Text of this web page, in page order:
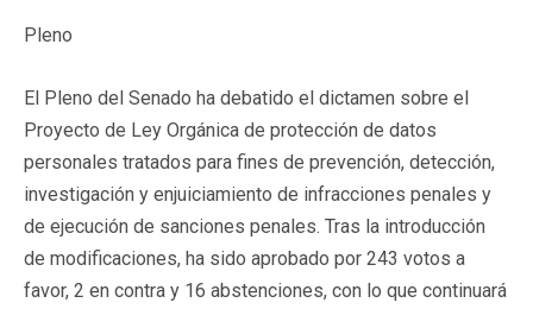
Pleno
El Pleno del Senado ha debatido el dictamen sobre el
Proyecto de Ley Orgánica de protección de datos
personales tratados para fines de prevención, detección,
investigación y enjuiciamiento de infracciones penales y
de ejecución de sanciones penales. Tras la introducción
de modificaciones, ha sido aprobado por 243 votos a
favor, 2 en contra y 16 abstenciones, con lo que continuará